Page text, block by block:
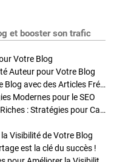
et booster son trafic
Votre Blog
Auteur pour Votre Blog
Stratégies de Publication : Boostez Votre Blog avec des Articles Fréquents et Exclusifs
Modernes pour le SEO
Enrichir Vos Articles avec des Contenus Riches : Stratégies pour Captiver et Optimiser
Visibilité de Votre Blog
est la clé du succès !